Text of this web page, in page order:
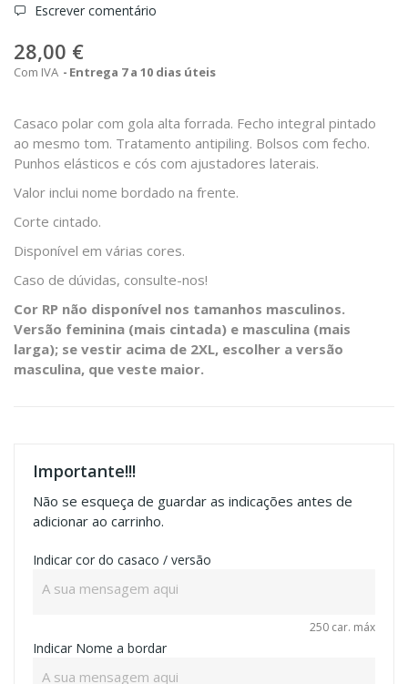
Escrever comentário
28,00 €
Com IVA Entrega 7 a 10 dias úteis
Casaco polar com gola alta forrada. Fecho integral pintado
ao mesmo tom. Tratamento antipiling. Bolsos com fecho.
Punhos elásticos e cós com ajustadores laterais.
Valor inclui nome bordado na frente.
Corte cintado.
Disponível em várias cores.
Caso de dúvidas, consulte-nos!
Cor RP não disponível nos tamanhos masculinos.
Versão feminina (mais cintada) e masculina (mais
larga); se vestir acima de 2XL, escolher a versão
masculina, que veste maior.
Importante!!!
Não se esqueça de guardar as indicações antes de
adicionar ao carrinho.
Indicar cor do casaco / versão
250 car. máx
Indicar Nome a bordar